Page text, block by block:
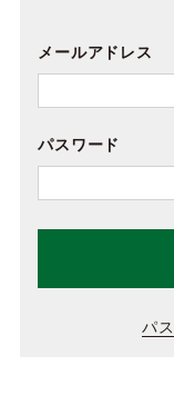
メールアドレス
パスワード
パ